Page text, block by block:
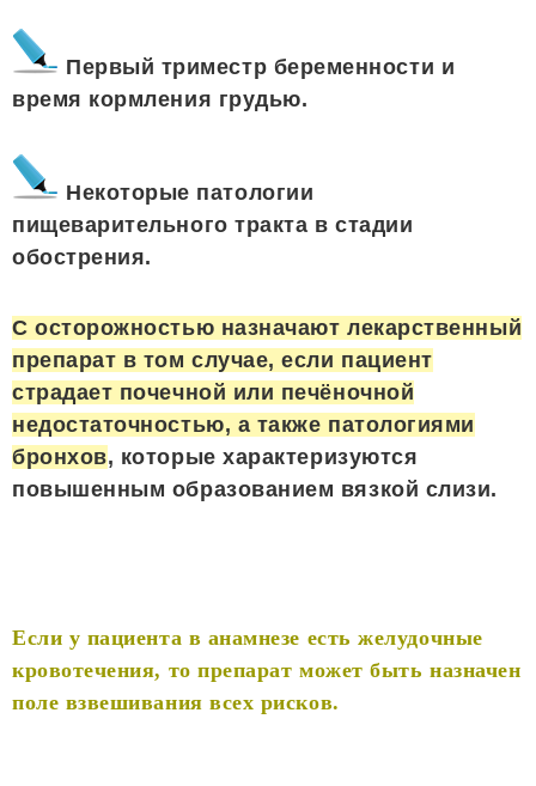
Первый триместр беременности и
время кормления грудью.
Некоторые патологии
пищеварительного тракта в стадии
обострения.
С осторожностью назначают лекарственный
препарат в том случае, если пациент
страдает почечной или печёночной
недостаточностью, а также патологиями
бронхов, которые характеризуются
повышенным образованием вязкой слизи.
Если у пациента в анамнезе есть желудочные
кровотечения, то препарат может быть назначен
поле взвешивания всех рисков.